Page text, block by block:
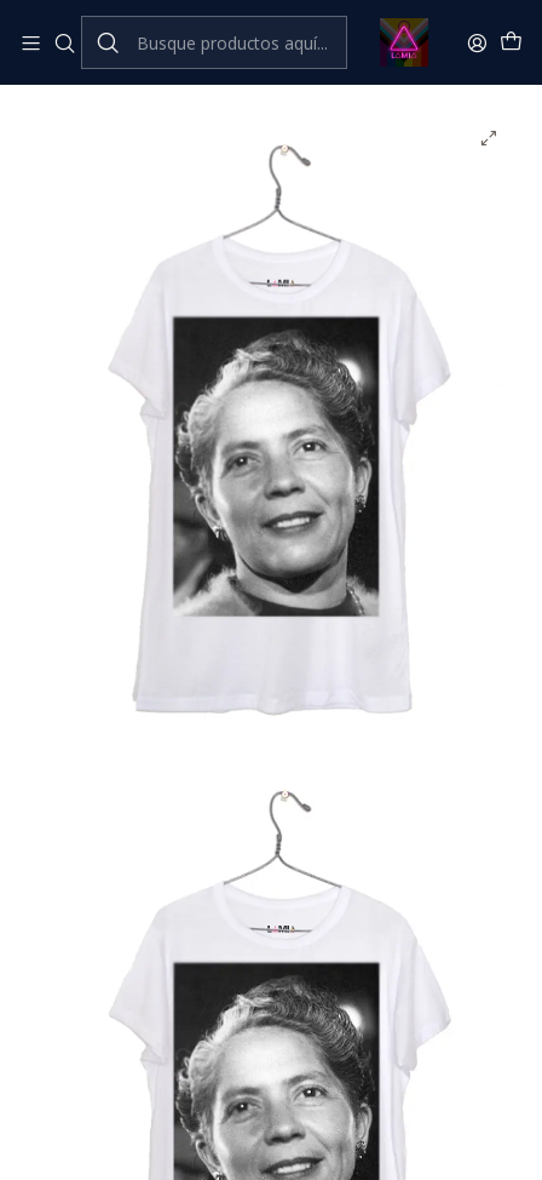
Inicio Catálogo Classic ⭐ CLÁSICOS LÂMIA⭐ Classic
Olga Poblete #1